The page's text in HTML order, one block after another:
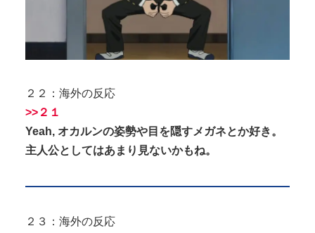
２２：海外の反応
>>２１
Yeah, オカルンの姿勢や目を隠すメガネとか好き。
主人公としてはあまり見ないかもね。
２３：海外の反応